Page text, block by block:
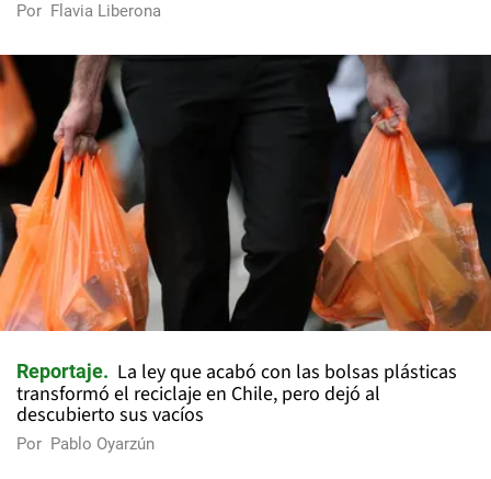
Por Flavia Liberona
Reportaje
La ley que acabó con las bolsas plásticas
transformó el reciclaje en Chile, pero dejó al
descubierto sus vacíos
Por Pablo Oyarzún